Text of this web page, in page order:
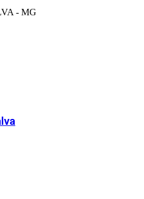
- MG